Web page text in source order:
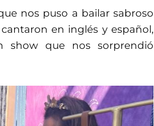
nos puso a bailar sabroso
en inglés y español,
show que nos sorprendió